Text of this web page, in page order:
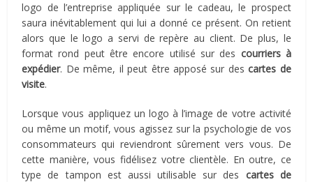
logo de l’entreprise appliquée sur le cadeau, le prospect
saura inévitablement qui lui a donné ce présent. On retient
alors que le logo a servi de repère au client. De plus, le
format rond peut être encore utilisé sur des courriers à
expédier. De même, il peut être apposé sur descartes de
visite.
Lorsque vous appliquez un logo à l’image de votre activité
ou même un motif, vous agissez sur la psychologie de vos
consommateurs qui reviendront sûrement vers vous. De
cette manière, vous fidélisez votre clientèle. En outre, ce
type de tampon est aussi utilisable sur des cartes de